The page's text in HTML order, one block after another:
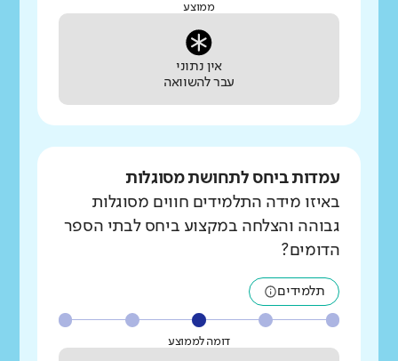
ממוצע
אין נתוני
עבר להשוואה
עמדות ביחס לתחושת מסוגלות
באיזו מידה התלמידים חווים מסוגלות
גבוהה והצלחה במקצוע ביחס לבתי הספר
הדומים?
תלמידים
דומה לממוצע